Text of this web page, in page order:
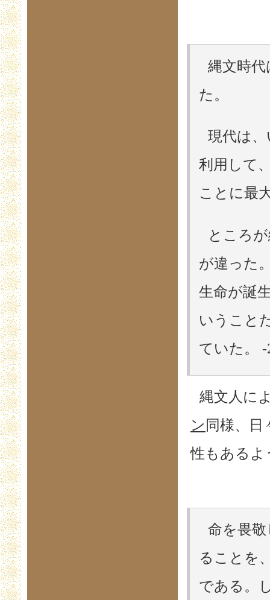
縄文時
た。
現代は
利用して
ことに最
ところ
が違った
生命が誕
いうこと
ていた。
縄文人に
ン 同様、
性もあるよ
命を畏
ることを
である。